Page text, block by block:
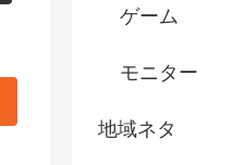
ゲーム
モニター
地域ネタ